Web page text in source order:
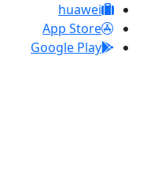
huawei
App Store
Google Play